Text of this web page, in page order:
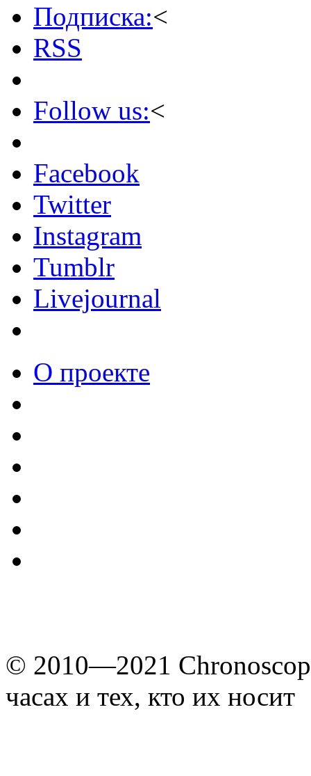
Подписка:<
RSS
Follow us:<
Facebook
Twitter
Instagram
Tumblr
Livejournal
О проекте
© 2010—2021
часах и тех, кто их носит